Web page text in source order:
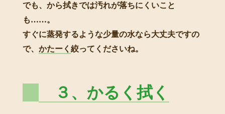
でも、から拭きでは汚れが落ちにくいこと
も……。
すぐに蒸発するような少量の水なら大丈夫ですの
で、 かたーく 絞ってくださいね。
３、かるく拭く